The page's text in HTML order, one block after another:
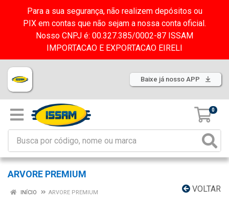
Para a sua segurança, não realizem depósitos ou
PIX em contas que não sejam a nossa conta oficial.
Nosso CNPJ é: 00.327.385/0002-87 ISSAM
IMPORTACAO E EXPORTACAO EIRELI
Baixe já nosso APP
0
ARVORE PREMIUM
VOLTAR
INÍCIO ARVORE PREMIUM